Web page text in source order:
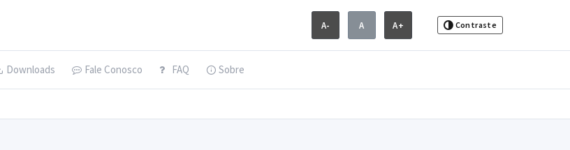
A- A A+ Contraste
Downloads Fale Conosco FAQ Sobre